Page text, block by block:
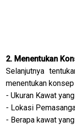
2. Menentukan
Selanjutnya
menentukan
- Ukuran Kawat
- Lokasi
- Berapa kawat